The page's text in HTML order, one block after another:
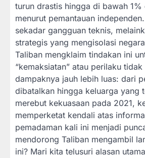
turun drastis hingga di bawah
menurut pemantauan
sekadar gangguan teknis,
strategis yang mengisolasi
Taliban mengklaim tindakan ini
“kemaksiatan” atau perilaku
dampaknya jauh lebih luas: dari
dibatalkan hingga keluarga yang
merebut kekuasaan pada 2021,
memperketat kendali atas
pemadaman kali ini menjadi
mendorong Taliban mengambil
ini? Mari kita telusuri alasan